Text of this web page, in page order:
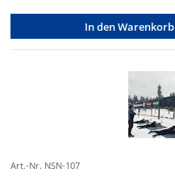
In den Warenkorb
Art.-Nr. NSN-107